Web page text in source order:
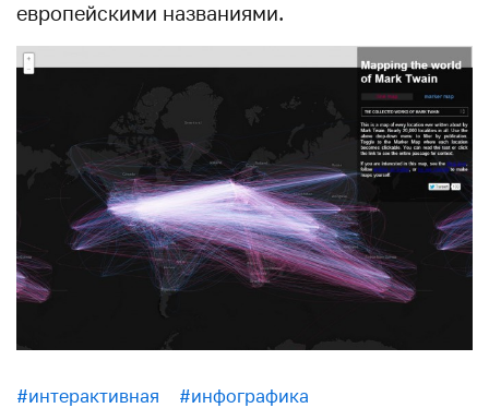
европейскими названиями.
#интерактивная #инфографика